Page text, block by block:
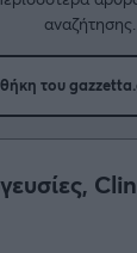
Πόλη
αναζήτησης.
του